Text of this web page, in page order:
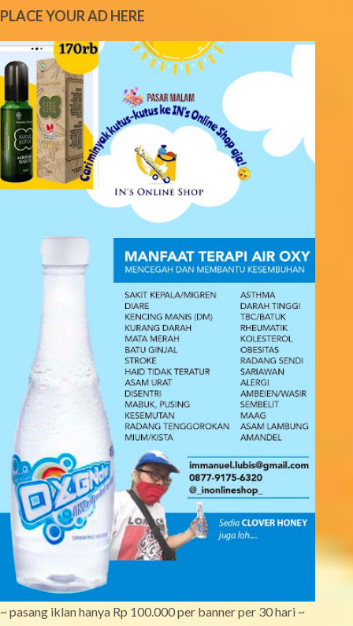
n
t
s
PLACE YOUR AD HERE
~ pasang iklan hanya Rp 100.000 per banner per 30 hari ~